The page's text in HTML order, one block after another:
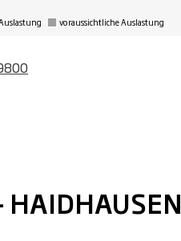
voraussichtliche Auslastung
HAIDHAUSEN